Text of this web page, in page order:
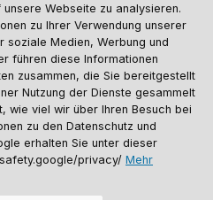
Sporthund Katalog
Webseite zu analysieren.
zu Ihrer Verwendung unserer
soziale Medien, Werbung und
führen diese Informationen
zusammen, die Sie bereitgestellt
Nutzung der Dienste gesammelt
wie viel wir über Ihren Besuch bei
zu den Datenschutz und
erhalten Sie unter dieser
privacy/ Mehr